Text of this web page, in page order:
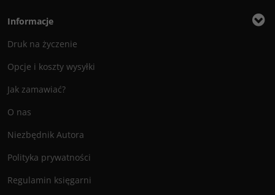
Informacje
Druk na życzenie
Opcje i koszty wysyłki
Jak zamawiać?
O nas
Niezbędnik Autora
Polityka prywatności
Regulamin księgarni